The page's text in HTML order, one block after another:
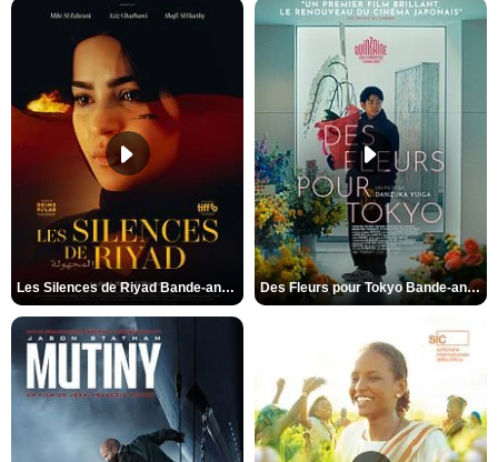
Les Silences de Riyad Bande-annonce VO STFR Des Fleurs pour Tokyo Bande-annonce VO STFR